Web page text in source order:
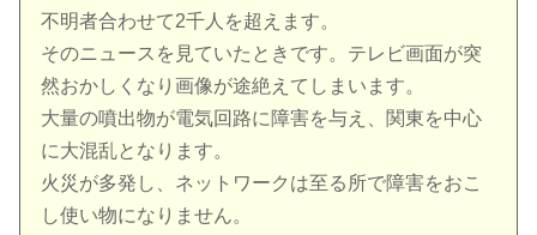
不明者合わせて2千人を超えます。
そのニュースを見ていたときです。テレビ画面が突
然おかしくなり画像が途絶えてしまいます。
大量の噴出物が電気回路に障害を与え、関東を中心
に大混乱となります。
火災が多発し、ネットワークは至る所で障害をおこ
し使い物になりません。